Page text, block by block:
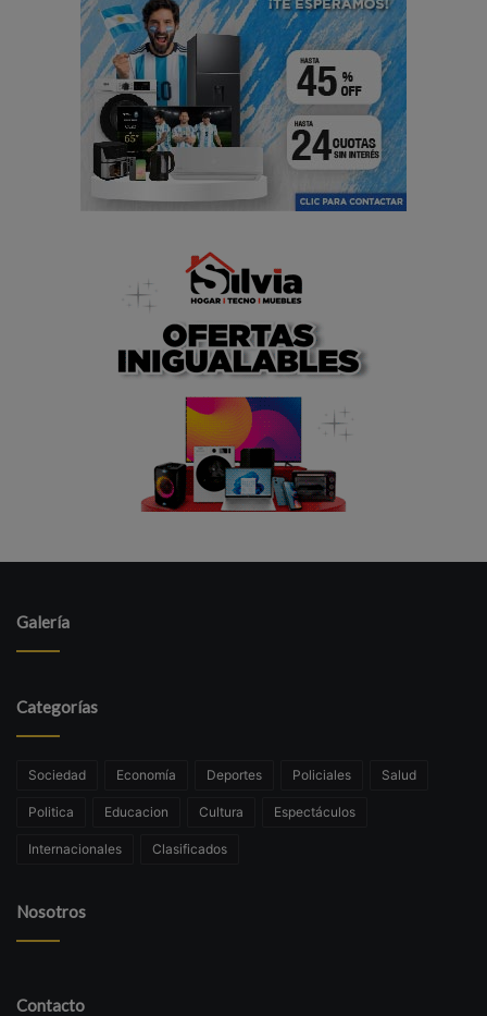
Galería
Categorías
Sociedad Economía Deportes Policiales Salud
Politica Educacion Cultura Espectáculos
Internacionales Clasificados
Nosotros
Contacto